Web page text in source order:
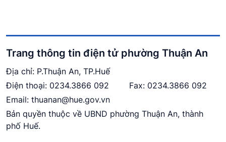
Trang thông tin điện tử phường Thuận An
Địa chỉ: P.Thuận An, TP.Huế
Điện thoại: 0234.3866 092
Fax: 0234.3866 092
Email: thuanan@hue.gov.vn
Bản quyền thuộc về UBND phường Thuận An, thành
phố Huế.